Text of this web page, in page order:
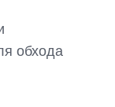
обхода